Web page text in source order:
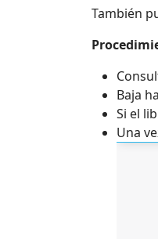
También
Baja
Si el
Una